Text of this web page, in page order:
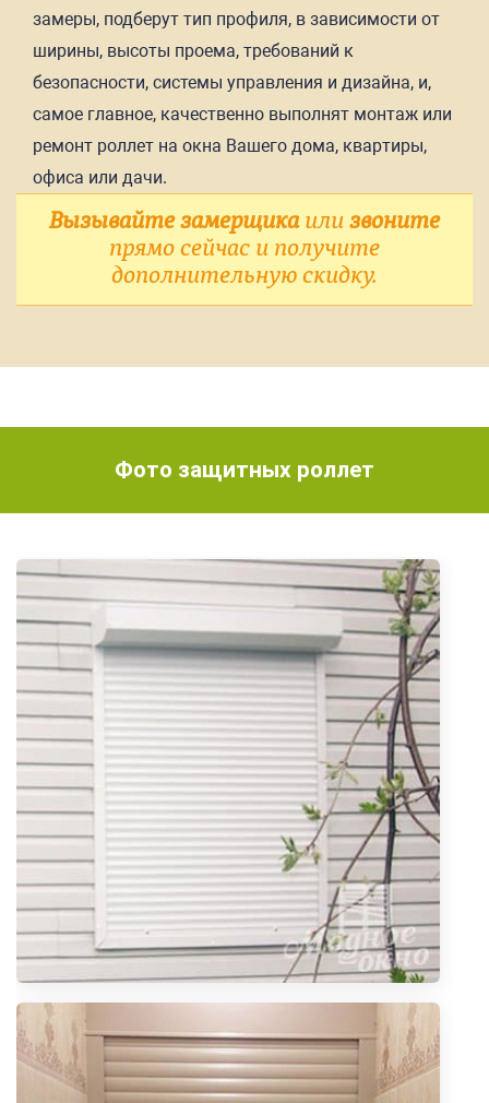
замеры, подберут тип профиля, в зависимости от
ширины, высоты проема, требований к
безопасности, системы управления и дизайна, и,
самое главное, качественно выполнят монтаж или
ремонт роллет на окна Вашего дома, квартиры,
офиса или дачи.
Вызывайте замерщикаили звоните
прямо сейчас и получите
дополнительную скидку.
Фото защитных роллет